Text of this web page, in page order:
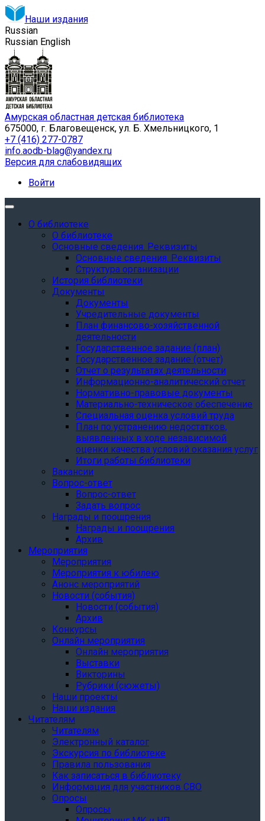
Наши издания
Russian
Russian English
Амурская областная детская библиотека
675000, г. Благовещенск, ул. Б. Хмельницкого, 1
+7 (416) 277-0787
info.aodb-blag@yandex.ru
Версия для слабовидящих
Войти
О библиотеке
О библиотеке
Основные сведения. Реквизиты
Основные сведения. Реквизиты
Структура организации
История библиотеки
Документы
Документы
Учредительные документы
План финансово-хозяйственной
деятельности
Государственное задание (план)
Государственное задание (отчет)
Отчет о результатах деятельности
Информационно-аналитический отчет
Нормативно-правовые документы
Материально-техническое обеспечение
Специальная оценка условий труда
План по устранению недостатков,
выявленных в ходе независимой
оценки качества условий оказания услуг
Итоги работы библиотеки
Вакансии
Вопрос-ответ
Вопрос-ответ
Задать вопрос
Награды и поощрения
Награды и поощрения
Архив
Мероприятия
Мероприятия
Мероприятия к юбилею
Анонс мероприятий
Новости (события)
Новости (события)
Архив
Конкурсы
Онлайн мероприятия
Онлайн мероприятия
Выставки
Викторины
Рубрики (сюжеты)
Наши проекты
Наши издания
Читателям
Читателям
Электронный каталог
Экскурсия по библиотеке
Правила пользования
Как записаться в библиотеку
Информация для участников СВО
Опросы
Опросы